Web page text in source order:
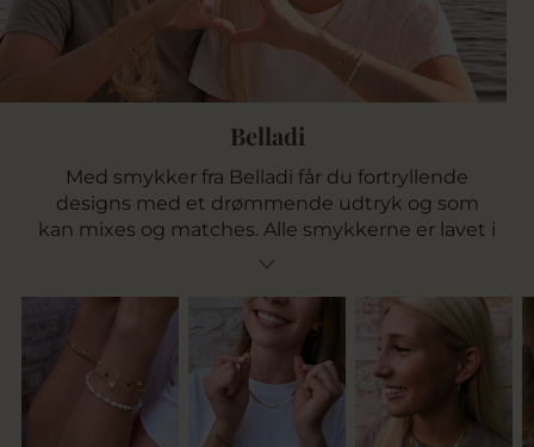
Belladi
Med smykker fra Belladi får du fortryllende
designs med et drømmende udtryk og som
kan mixes og matches. Alle smykkerne er lavet i
sterlingsølv og i forgyldt sterlingsølv. Belladi er
Isabella, der sammen nøje har udvalgt og
fremsat deres smykkekollektion af øreringe,
armbånd og halskæder. Se hele kollektionen
her.